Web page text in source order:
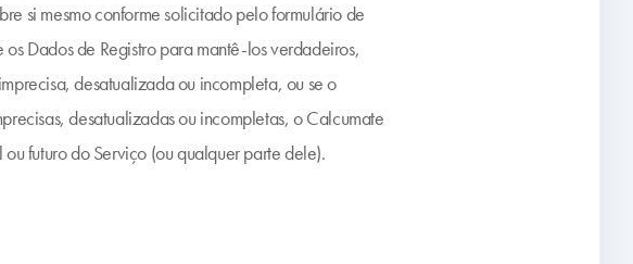
si mesmo conforme solicitado pelo formulário de
Dados de Registro para mantê-los verdadeiros,
desatualizada ou incompleta, ou se o
desatualizadas ou incompletas, o Calcumate
futuro do Serviço (ou qualquer parte dele).